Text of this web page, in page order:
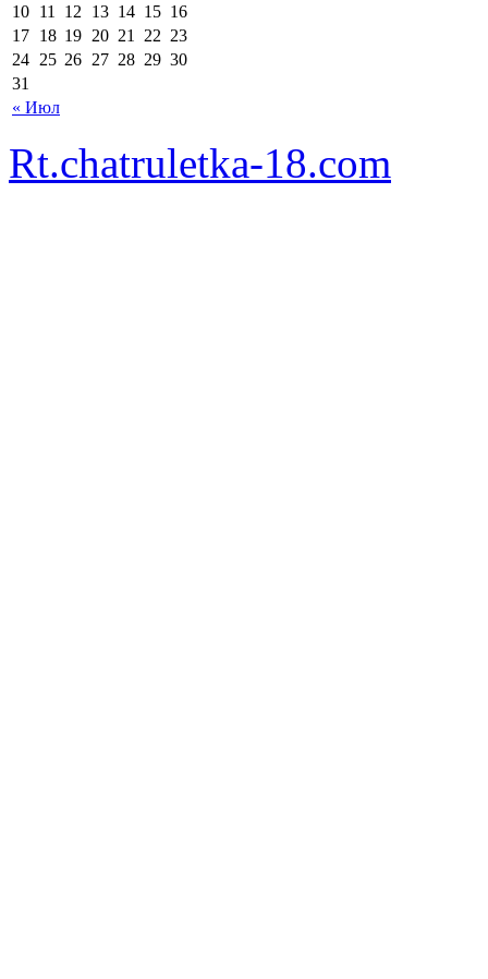
« Июл
10 11 12 13 14 15 16
17 18 19 20 21 22 23
24 25 26 27 28 29 30
31
Rt.chatruletka-18.com